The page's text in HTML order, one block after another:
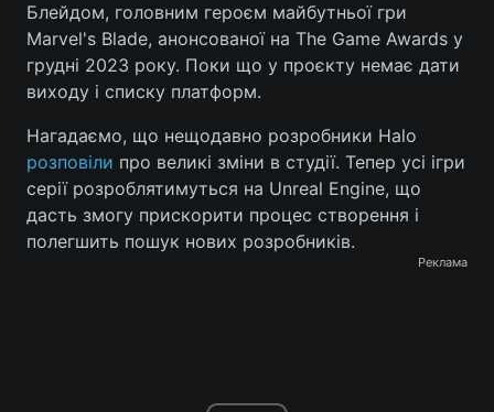
Блейдом, головним героєм майбутньої гри
Marvel's Blade, анонсованої на The Game Awards у
грудні 2023 року. Поки що у проєкту немає дати
виходу і списку платформ.
Нагадаємо, що нещодавно розробники Halo
розповіли про великі зміни в студії. Тепер усі ігри
серії розроблятимуться на Unreal Engine, що
дасть змогу прискорити процес створення і
полегшить пошук нових розробників.
Реклама